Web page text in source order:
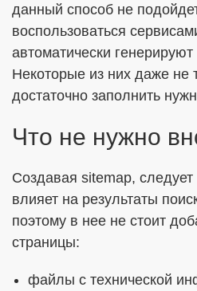
данный способ не
воспользоваться
автоматически
Некоторые из них даже не
достаточно заполнить
Что не нужно
Создавая sitemap,
влияет на результаты
поэтому в нее не стоит
страницы:
файлы с технической